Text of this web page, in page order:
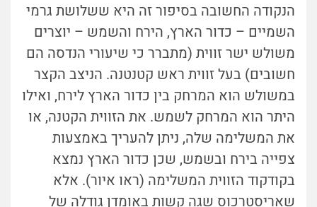
הנקודה החשובה בסיפור זה היא ששלושת גרמי
השמיים – כדור הארץ, הירח והשמש – יוצרים
משולש ישר זווית (מתברר כי שיעורי הנדסה הם
חשובים) בעל זווית ראש קטנטנה. הניצב הקצר
במשולש הוא המרחק בין כדור הארץ לירח, ואילו
היתר הוא המרחק לשמש. את הזווית הקטנה, או
את המשלימה שלה, ניתן להעריך באמצעות
צפייה בירח ובשמש, שכן כדור הארץ נמצא
בקודקוד הזווית המשלימה (ראו איור). אלא
שאריסטרכוס שגה קשות באומדן גודלה של